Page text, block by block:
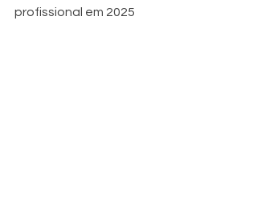
profissional em 2025